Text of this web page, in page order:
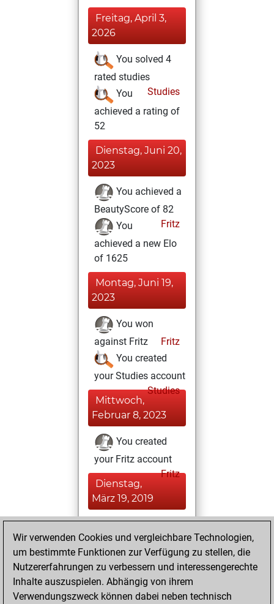
Freitag, April 3,
2026
You solved 4
rated studies
Studies
You
achieved a rating of
52
Dienstag, Juni 20,
2023
You achieved a
BeautyScore of 82
Fritz
You
achieved a new Elo
of 1625
Montag, Juni 19,
2023
You won
against Fritz
Fritz
You created
your Studies account
Studies
Mittwoch,
Februar 8, 2023
You created
your Fritz account
Fritz
Dienstag,
März 19, 2019
You played 2
blitz games
Play
You scored +1
=0 -1 in blitz
Freitag, Oktober
Wir verwenden Cookies und vergleichbare Technologien,
um bestimmte Funktionen zur Verfügung zu stellen, die
Nutzererfahrungen zu verbessern und interessengerechte
Inhalte auszuspielen. Abhängig von ihrem
Verwendungszweck können dabei neben technisch